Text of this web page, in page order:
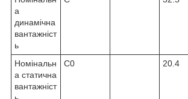
а
динамічна
вантажніст
ь
Номінальн
а статична
вантажніст
C0 20.4